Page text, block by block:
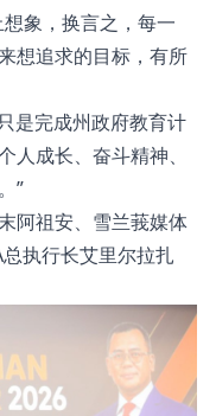
象，换言之，每一
想追求的目标，有所
是完成州政府教育计
人成长、奋斗精神、
”
阿祖安、雪兰莪媒体
执行长艾里尔拉扎